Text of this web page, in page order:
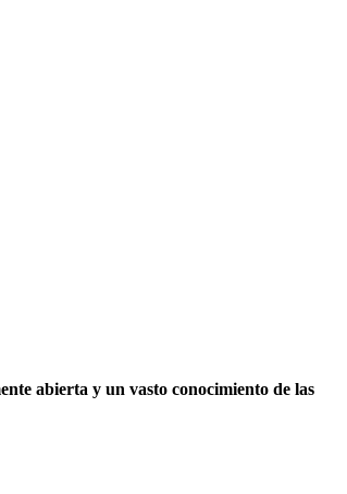
abierta y un vasto conocimiento de las